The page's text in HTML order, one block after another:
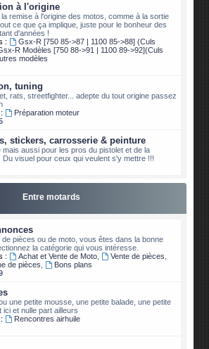
à l'origine
remise à l'origine des motos, comme à la sortie
ce que ça implique, juste pour le bonheur des
d'années !
:
Gsx-R [750 85->87 | 1100 85->88] (Culs
R Modèles [750 88->91 | 1100 89->92](Culs
modèles
tuning
rats, streetfighter... adepte du tout origine passez
Préparation moteur
stickers, carrosserie & peinture
mais aussi pour les pros du pistolet et de la
Du visuel pour ceux qui veulent s'y mettre !!!
Entre motards
de pièces ou de moto, vous êtes dans la bonne
la catégorie qui vous intéresse.
:
Achat et Vente de Moto Vente de pièces
de pièces
Bons plans
une petite mousse, une petite balade, une petite
ici et nulle part ailleurs
Rencontres airhuile